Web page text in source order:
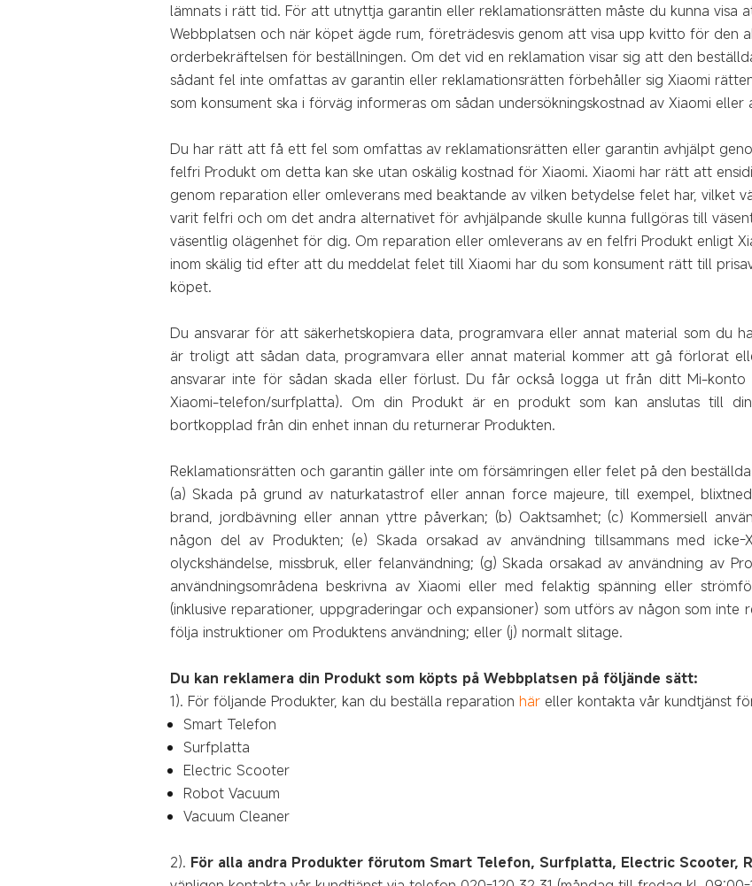
lämnats i rätt tid. För att utnyttja garantin eller reklamationsrätten måste du kunna visa
Webbplatsen och när köpet ägde rum, företrädesvis genom att visa upp kvitto för den
orderbekräftelsen för beställningen. Om det vid en reklamation visar sig att den
sådant fel inte omfattas av garantin eller reklamationsrätten förbehåller sig Xiaomi
som konsument ska i förväg informeras om sådan undersökningskostnad av Xiaomi eller
Du har rätt att få ett fel som omfattas av reklamationsrätten eller garantin avhjälpt
felfri Produkt om detta kan ske utan oskälig kostnad för Xiaomi. Xiaomi har rätt att
genom reparation eller omleverans med beaktande av vilken betydelse felet har, vilket
varit felfri och om det andra alternativet för avhjälpande skulle kunna fullgöras till
väsentlig olägenhet för dig. Om reparation eller omleverans av en felfri Produkt enligt
inom skälig tid efter att du meddelat felet till Xiaomi har du som konsument rätt till
köpet.
Du ansvarar för att säkerhetskopiera data, programvara eller annat material som du
är troligt att sådan data, programvara eller annat material kommer att gå förlorat
ansvarar inte för sådan skada eller förlust. Du får också logga ut från ditt Mi-
Xiaomi-telefon/surfplatta). Om din Produkt är en produkt som kan anslutas till
bortkopplad från din enhet innan du returnerar Produkten.
Reklamationsrätten och garantin gäller inte om försämringen eller felet på den
(a) Skada på grund av naturkatastrof eller annan force majeure, till exempel,
brand, jordbävning eller annan yttre påverkan; (b) Oaktsamhet; (c) Kommersiell
någon del av Produkten; (e) Skada orsakad av användning tillsammans med
olyckshändelse, missbruk, eller felanvändning; (g) Skada orsakad av användning av
användningsområdena beskrivna av Xiaomi eller med felaktig spänning eller
(inklusive reparationer, uppgraderingar och expansioner) som utförs av någon som inte
följa instruktioner om Produktens användning; eller (j) normalt slitage.
Du kan reklamera din Produkt som köpts på Webbplatsen på följände sätt:
1). För följande Produkter, kan du beställa reparation häreller kontakta vår kundtjänst
Smart Telefon
Surfplatta
Electric Scooter
Robot Vacuum
Vacuum Cleaner
2). För alla andra Produkter förutom Smart Telefon, Surfplatta, Electric Scooter,